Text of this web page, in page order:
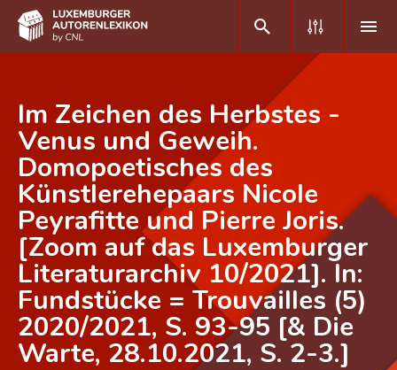
DE FR
Home
Autor(inn)en A-Z
Erweiterte Suche
Häufige Fragen und Antworten
CNL
Forschungsgruppe
Im Zeichen des Herbstes -
Venus und Geweih.
Domopoetisches des
Künstlerehepaars Nicole
Peyrafitte und Pierre Joris.
[Zoom auf das Luxemburger
Literaturarchiv 10/2021]. In:
Fundstücke = Trouvailles (5)
2020/2021, S. 93-95 [& Die
Warte, 28.10.2021, S. 2-3.]